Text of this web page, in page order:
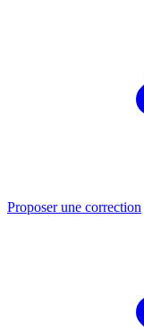
Proposer une correction